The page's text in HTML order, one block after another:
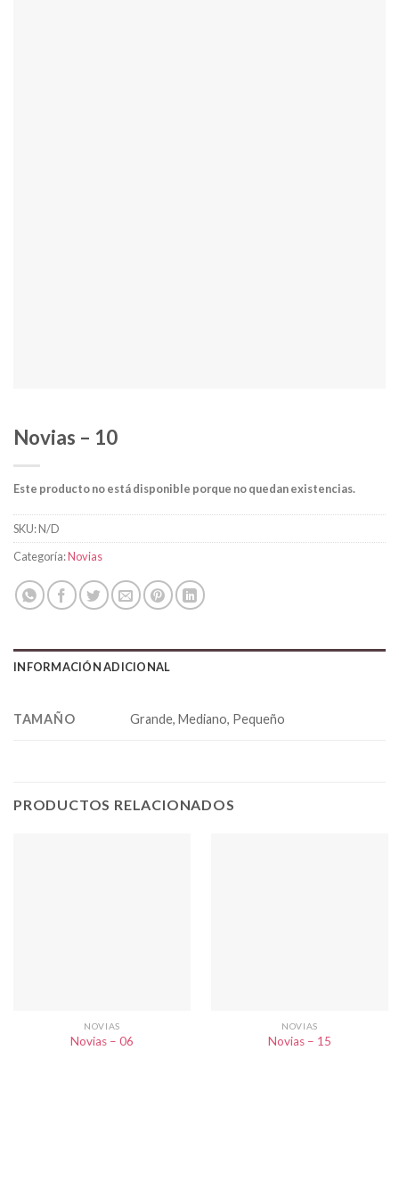
Novias – 10
Este producto no está disponible porque no quedan existencias.
SKU:N/D
Categoría:Novias
INFORMACIÓN ADICIONAL
TAMAÑO Grande, Mediano, Pequeño
PRODUCTOS RELACIONADOS
NOVIAS
Novias – 06
NOVIAS
Novias – 15